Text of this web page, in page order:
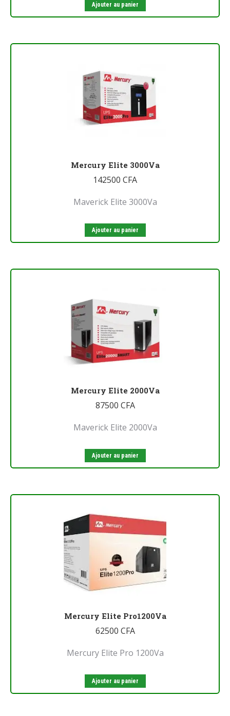
Ajouter au panier
Mercury Elite 3000Va
142500 CFA
Maverick Elite 3000Va
Ajouter au panier
Mercury Elite 2000Va
87500 CFA
Maverick Elite 2000Va
Ajouter au panier
Mercury Elite Pro1200Va
62500 CFA
Mercury Elite Pro 1200Va
Ajouter au panier